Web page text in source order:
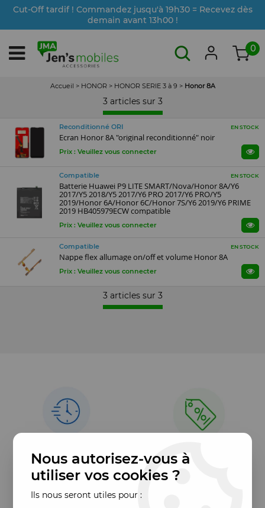
Cut-Off tardif ! Commandez jusqu'à 19h30 = Recevez dès
demain avant 13h00 !
0
Accueil > HONOR > HONOR SERIE 3 à 9 > Honor 8A
3 articles sur 3
Reconditionné ORI EN STOCK
Ecran Honor 8A "original reconditionné" noir
Prix : Veuillez vous connecter
Compatible EN STOCK
Batterie Huawei P9 LITE SMART/Nova/Honor 8A/Y6
2017/Y5 2018/Y5 2017/Y6 PRO 2017/Y6 PRO/Y5
2019/Honor 6A/Honor 6C/Honor 7S/Y6 2019/Y6 PRIME
2019 HB405979ECW compatible
Prix : Veuillez vous connecter
Compatible EN STOCK
Nappe flex allumage on/off et volume Honor 8A
Prix : Veuillez vous connecter
3 articles sur 3
Nous autorisez-vous à
utiliser vos cookies ?
Ils nous seront utiles pour :